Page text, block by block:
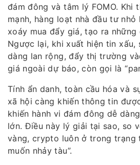
đám đông và tâm lý FOMO. Khi
mạnh, hàng loạt nhà đầu tư
xoáy mua đẩy giá, tạo ra
Ngược lại, khi xuất hiện tin xấu,
dàng lan rộng, đẩy thị trường
giá ngoài dự báo, còn gọi là
Tính ẩn danh, toàn cầu hóa và
xã hội càng khiến thông tin
khiến hành vi đám đông dễ
lớn. Điều này lý giải tại sao, so
vàng, crypto luôn ở trong trạng
muốn nhảy tàu”.